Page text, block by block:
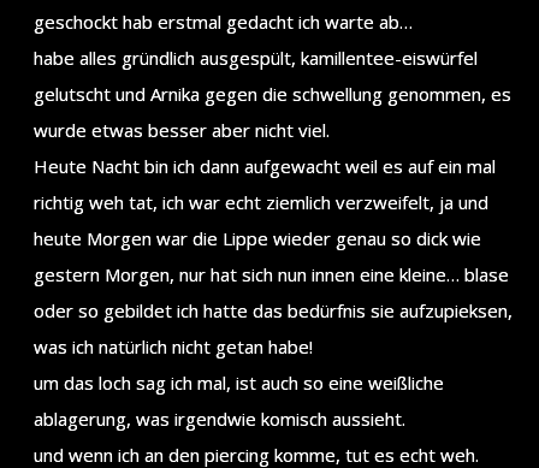
geschockt hab erstmal gedacht ich warte ab…
habe alles gründlich ausgespült, kamillentee-eiswürfel
gelutscht und Arnika gegen die schwellung genommen, es
wurde etwas besser aber nicht viel.
Heute Nacht bin ich dann aufgewacht weil es auf ein mal
richtig weh tat, ich war echt ziemlich verzweifelt, ja und
heute Morgen war die Lippe wieder genau so dick wie
gestern Morgen, nur hat sich nun innen eine kleine… blase
oder so gebildet ich hatte das bedürfnis sie aufzupieksen,
was ich natürlich nicht getan habe!
um das loch sag ich mal, ist auch so eine weißliche
ablagerung, was irgendwie komisch aussieht.
und wenn ich an den piercing komme, tut es echt weh.